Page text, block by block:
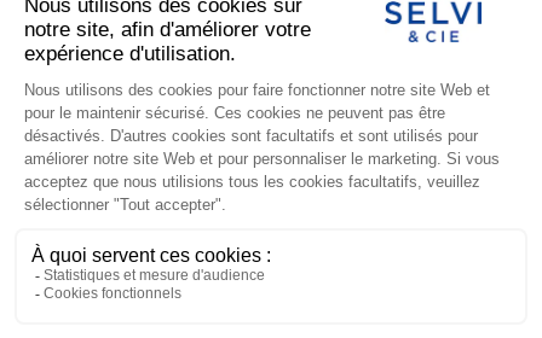
PLAN
SERVICES
VALEURS
COORDONNÉES
DOCUMENTS LÉGAUX
PUBLICATIONS